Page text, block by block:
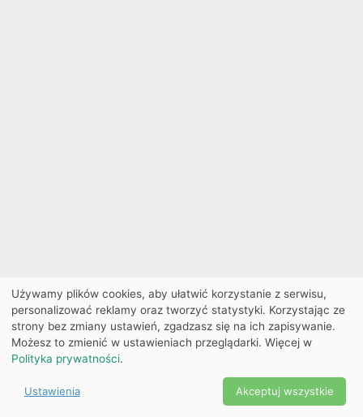
Ekobilet2026 |
Ustawienia
cookies
2026
Używamy plików cookies, aby ułatwić korzystanie z serwisu,
personalizować reklamy oraz tworzyć statystyki. Korzystając ze
strony bez zmiany ustawień, zgadzasz się na ich zapisywanie.
Możesz to zmienić w ustawieniach przeglądarki. Więcej w
Polityka prywatności.
Ustawienia Akceptuj wszystkie